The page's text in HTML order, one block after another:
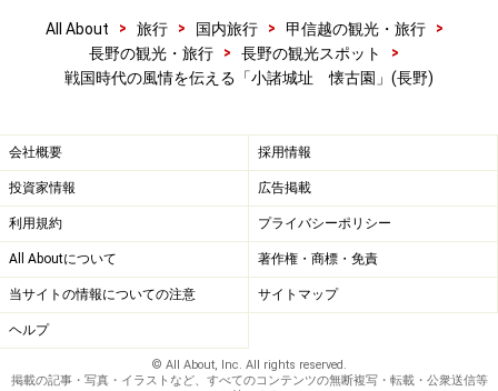
All About > 旅行 > 国内旅行 > 甲信越の観光・旅行
>
長野の観光・旅行
> 長野の観光スポット
>
戦国時代の風情を伝える「小諸城址 懐古園」(長野)
会社概要 採用情報
投資家情報 広告掲載
利用規約 プライバシーポリシー
All Aboutについて 著作権・商標・免責
当サイトの情報についての注意 サイトマップ
ヘルプ
© All About, Inc. All rights reserved.
掲載の記事・写真・イラストなど、すべてのコンテンツの無断複写・転載・公衆送信等